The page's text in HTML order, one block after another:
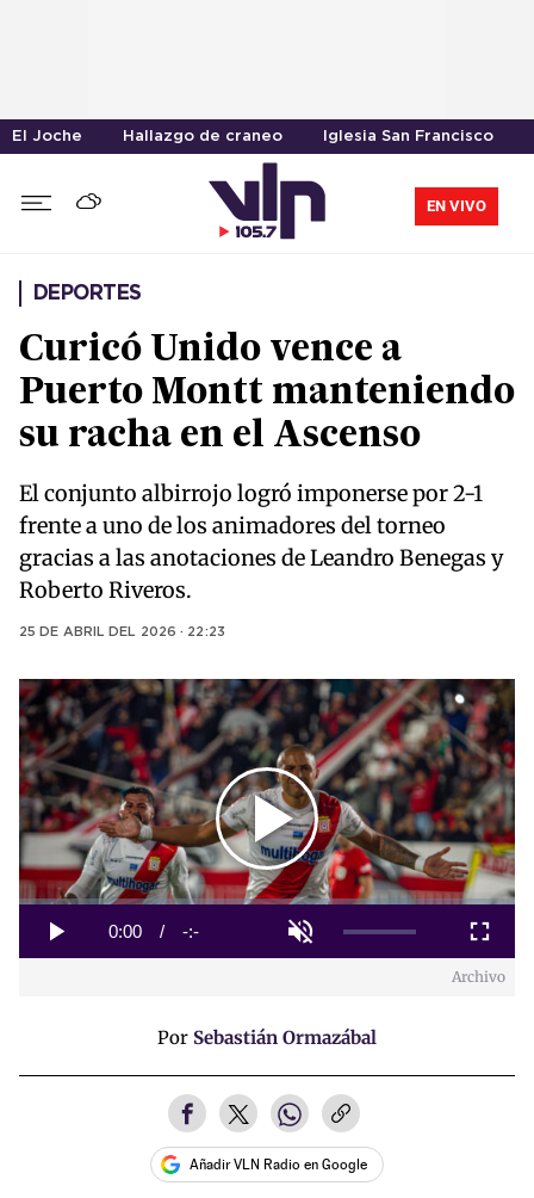
El Joche Hallazgo de craneo Iglesia San Francisco
EN VIVO
DEPORTES
Curicó Unido vence a
Puerto Montt manteniendo
su racha en el Ascenso
El conjunto albirrojo logró imponerse por 2-1
frente a uno de los animadores del torneo
gracias a las anotaciones de Leandro Benegas y
Roberto Riveros.
25 DE ABRIL DEL 2026 · 22:23
Play
Video
Play Unmute
Current
0:00 / Duration
-:-
Loaded:
Fullscreen
Archivo
Por Sebastián Ormazábal
Añadir VLN Radio en Google